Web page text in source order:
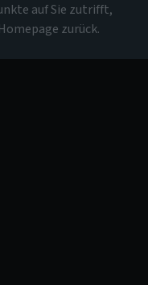
auf Sie zutrifft,
zurück.